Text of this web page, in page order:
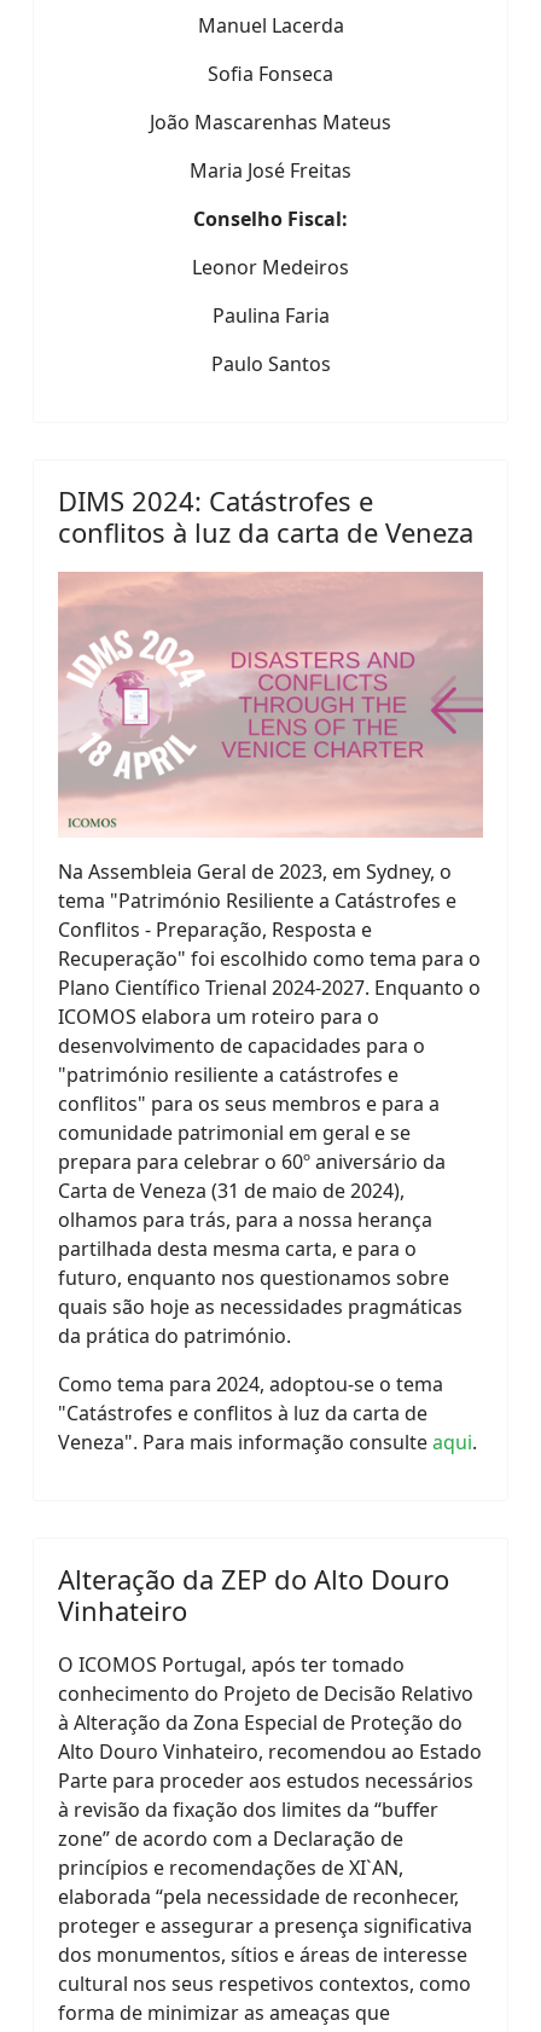
Manuel Lacerda
Sofia Fonseca
João Mascarenhas Mateus
Maria José Freitas
Conselho Fiscal:
Leonor Medeiros
Paulina Faria
Paulo Santos
DIMS 2024: Catástrofes e
conflitos à luz da carta de Veneza
Na Assembleia Geral de 2023, em Sydney, o
tema "Património Resiliente a Catástrofes e
Conflitos - Preparação, Resposta e
Recuperação" foi escolhido como tema para o
Plano Científico Trienal 2024-2027. Enquanto o
ICOMOS elabora um roteiro para o
desenvolvimento de capacidades para o
"património resiliente a catástrofes e
conflitos" para os seus membros e para a
comunidade patrimonial em geral e se
prepara para celebrar o 60º aniversário da
Carta de Veneza (31 de maio de 2024),
olhamos para trás, para a nossa herança
partilhada desta mesma carta, e para o
futuro, enquanto nos questionamos sobre
quais são hoje as necessidades pragmáticas
da prática do património.
Como tema para 2024, adoptou-se o tema
"Catástrofes e conflitos à luz da carta de
Veneza". Para mais informação consulteaqui.
Alteração da ZEP do Alto Douro
Vinhateiro
O ICOMOS Portugal, após ter tomado
conhecimento do Projeto de Decisão Relativo
à Alteração da Zona Especial de Proteção do
Alto Douro Vinhateiro, recomendou ao Estado
Parte para proceder aos estudos necessários
à revisão da fixação dos limites da “buffer
zone” de acordo com a Declaração de
princípios e recomendações de XI`AN,
elaborada “pela necessidade de reconhecer,
proteger e assegurar a presença significativa
dos monumentos, sítios e áreas de interesse
cultural nos seus respetivos contextos, como
forma de minimizar as ameaças que